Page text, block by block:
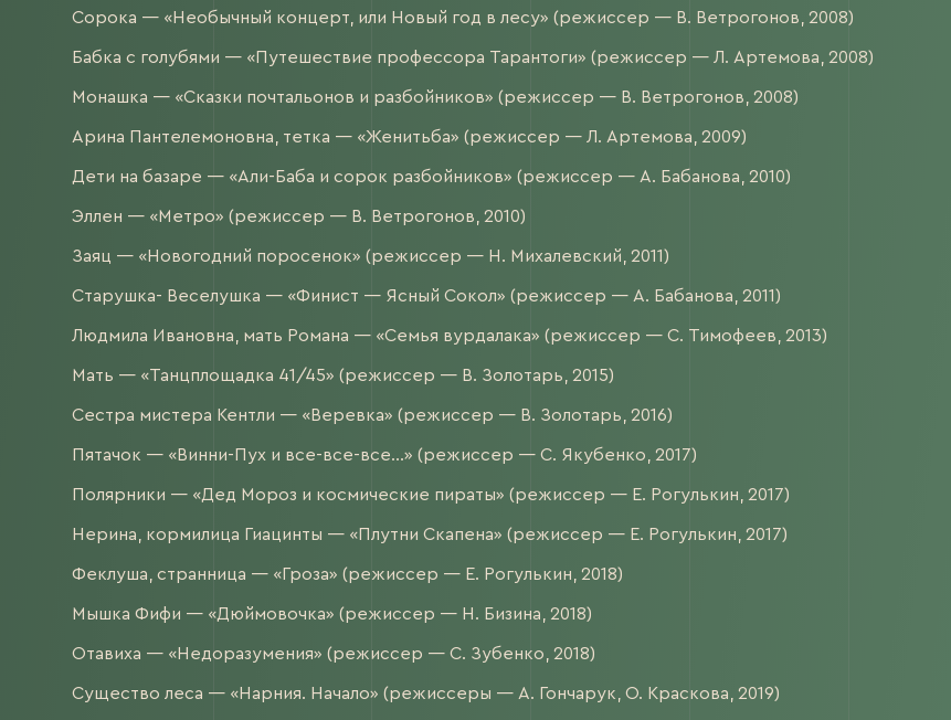
Сорока — «Необычный концерт, или Новый год в лесу» (режиссер — В. Ветрогонов, 2008)
Бабка с голубями — «Путешествие профессора Тарантоги» (режиссер — Л. Артемова, 2008)
Монашка — «Сказки почтальонов и разбойников» (режиссер — В. Ветрогонов, 2008)
Арина Пантелемоновна, тетка — «Женитьба» (режиссер — Л. Артемова, 2009)
Дети на базаре — «Али-Баба и сорок разбойников» (режиссер — А. Бабанова, 2010)
Эллен — «Метро» (режиссер — В. Ветрогонов, 2010)
Заяц — «Новогодний поросенок» (режиссер — Н. Михалевский, 2011)
Старушка- Веселушка — «Финист — Ясный Сокол» (режиссер — А. Бабанова, 2011)
Людмила Ивановна, мать Романа — «Семья вурдалака» (режиссер — С. Тимофеев, 2013)
Мать — «Танцплощадка 41/45» (режиссер — В. Золотарь, 2015)
Сестра мистера Кентли — «Веревка» (режиссер — В. Золотарь, 2016)
Пятачок — «Винни-Пух и все-все-все…» (режиссер — С. Якубенко, 2017)
Полярники — «Дед Мороз и космические пираты» (режиссер — Е. Рогулькин, 2017)
Нерина, кормилица Гиацинты — «Плутни Скапена» (режиссер — Е. Рогулькин, 2017)
Феклуша, странница — «Гроза» (режиссер — Е. Рогулькин, 2018)
Мышка Фифи — «Дюймовочка» (режиссер — Н. Бизина, 2018)
Отавиха — «Недоразумения» (режиссер — С. Зубенко, 2018)
Существо леса — «Нарния. Начало» (режиссеры — А. Гончарук, О. Краскова, 2019)